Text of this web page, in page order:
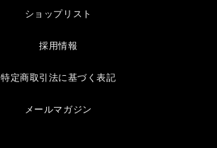
ショップリスト
採用情報
特定商取引法に基づく表記
メールマガジン